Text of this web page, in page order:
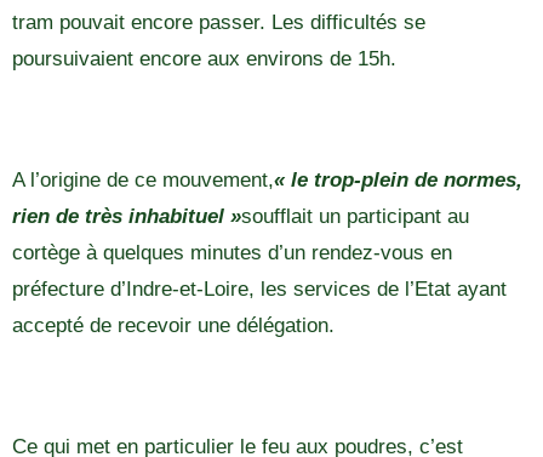
tram pouvait encore passer. Les difficultés se
poursuivaient encore aux environs de 15h.
A l’origine de ce mouvement,« le trop-plein de normes,
rien de très inhabituel »soufflait un participant au
cortège à quelques minutes d’un rendez-vous en
préfecture d’Indre-et-Loire, les services de l’Etat ayant
accepté de recevoir une délégation.
Ce qui met en particulier le feu aux poudres, c’est